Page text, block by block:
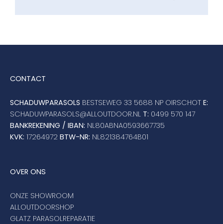
CONTACT
SCHADUWPARASOLS BESTSEWEG 33 5688 NP OIRSCHOT E:
SCHADUWPARASOLS@ALLOUTDOOR.NL T: 0499 570 147
BANKREKENING / IBAN: NL80ABNA0593667735
KVK: 17264972 BTW-NR: NL821384764B01
OVER ONS
ONZE SHOWROOM
ALLOUTDOORSHOP
GLATZ PARASOLREPARATIE